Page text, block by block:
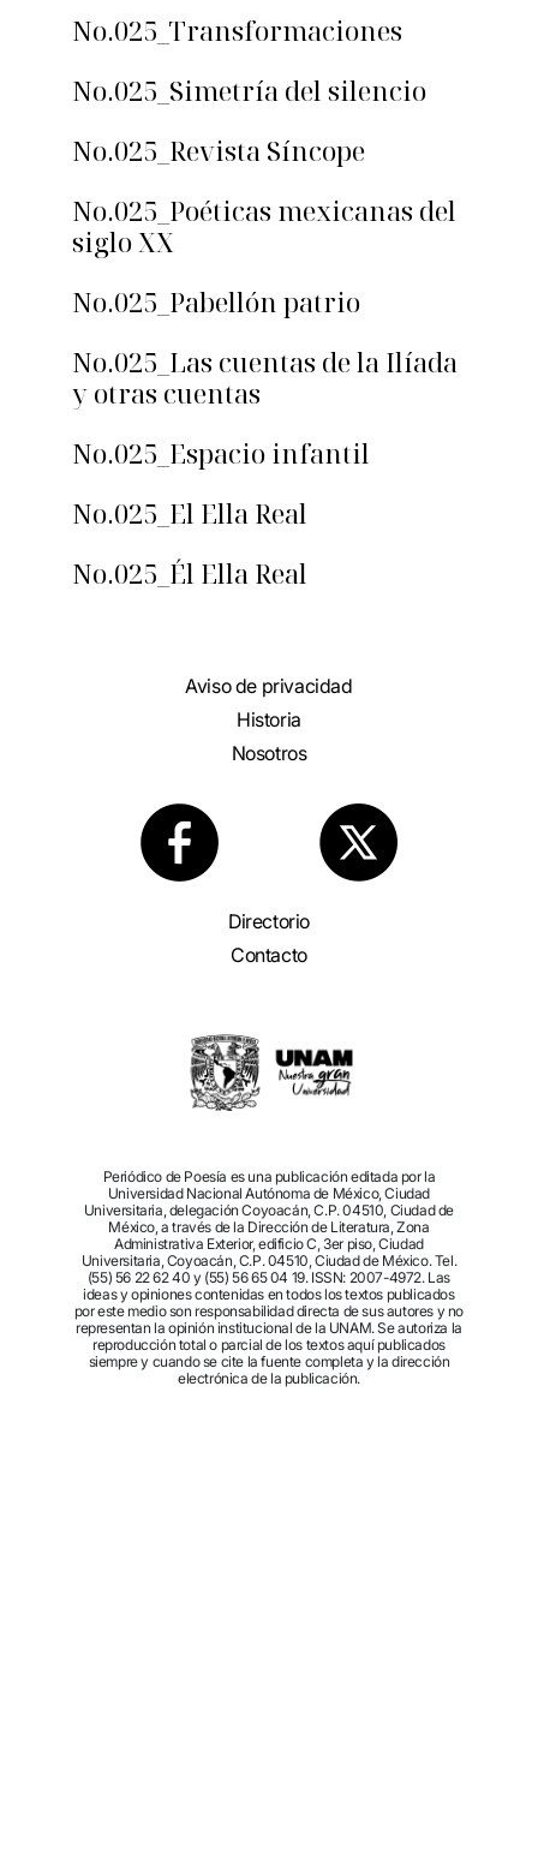
No.025_Transformaciones
No.025_Simetría del silencio
No.025_Revista Síncope
No.025_Poéticas mexicanas del
siglo XX
No.025_Pabellón patrio
No.025_Las cuentas de la Ilíada
y otras cuentas
No.025_Espacio infantil
No.025_El Ella Real
No.025_Él Ella Real
Aviso de privacidad
Historia
Nosotros
Directorio
Contacto
Periódico de Poesía es una publicación editada por la
Universidad Nacional Autónoma de México, Ciudad
Universitaria, delegación Coyoacán, C.P. 04510, Ciudad de
México, a través de la Dirección de Literatura, Zona
Administrativa Exterior, edificio C, 3er piso, Ciudad
Universitaria, Coyoacán, C.P. 04510, Ciudad de México. Tel.
(55) 56 22 62 40 y (55) 56 65 04 19. ISSN: 2007-4972. Las
ideas y opiniones contenidas en todos los textos publicados
por este medio son responsabilidad directa de sus autores y no
representan la opinión institucional de la UNAM. Se autoriza la
reproducción total o parcial de los textos aquí publicados
siempre y cuando se cite la fuente completa y la dirección
electrónica de la publicación.